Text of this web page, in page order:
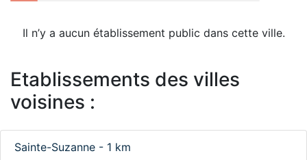
Il n’y a aucun établissement public dans cette ville.
Etablissements des villes
voisines :
Sainte-Suzanne - 1 km